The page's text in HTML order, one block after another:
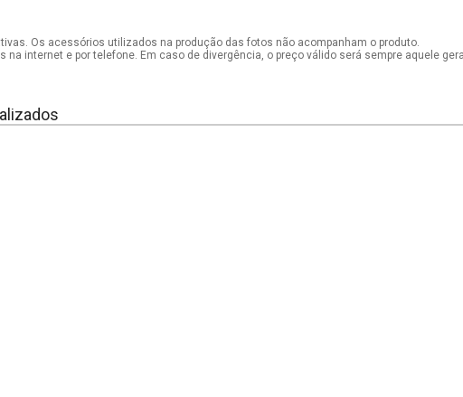
Os acessórios utilizados na produção das fotos não acompanham o produto.
na internet e por telefone. Em caso de divergência, o preço válido será sempre aquele